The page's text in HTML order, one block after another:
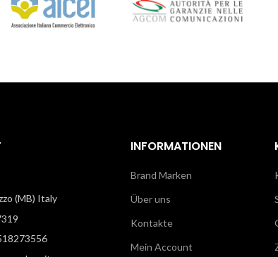
(MB) Italy
INFORMATIONEN
Brand Marken
Über uns
Kontakte
Mein Account